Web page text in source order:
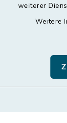
weiterer
Weitere